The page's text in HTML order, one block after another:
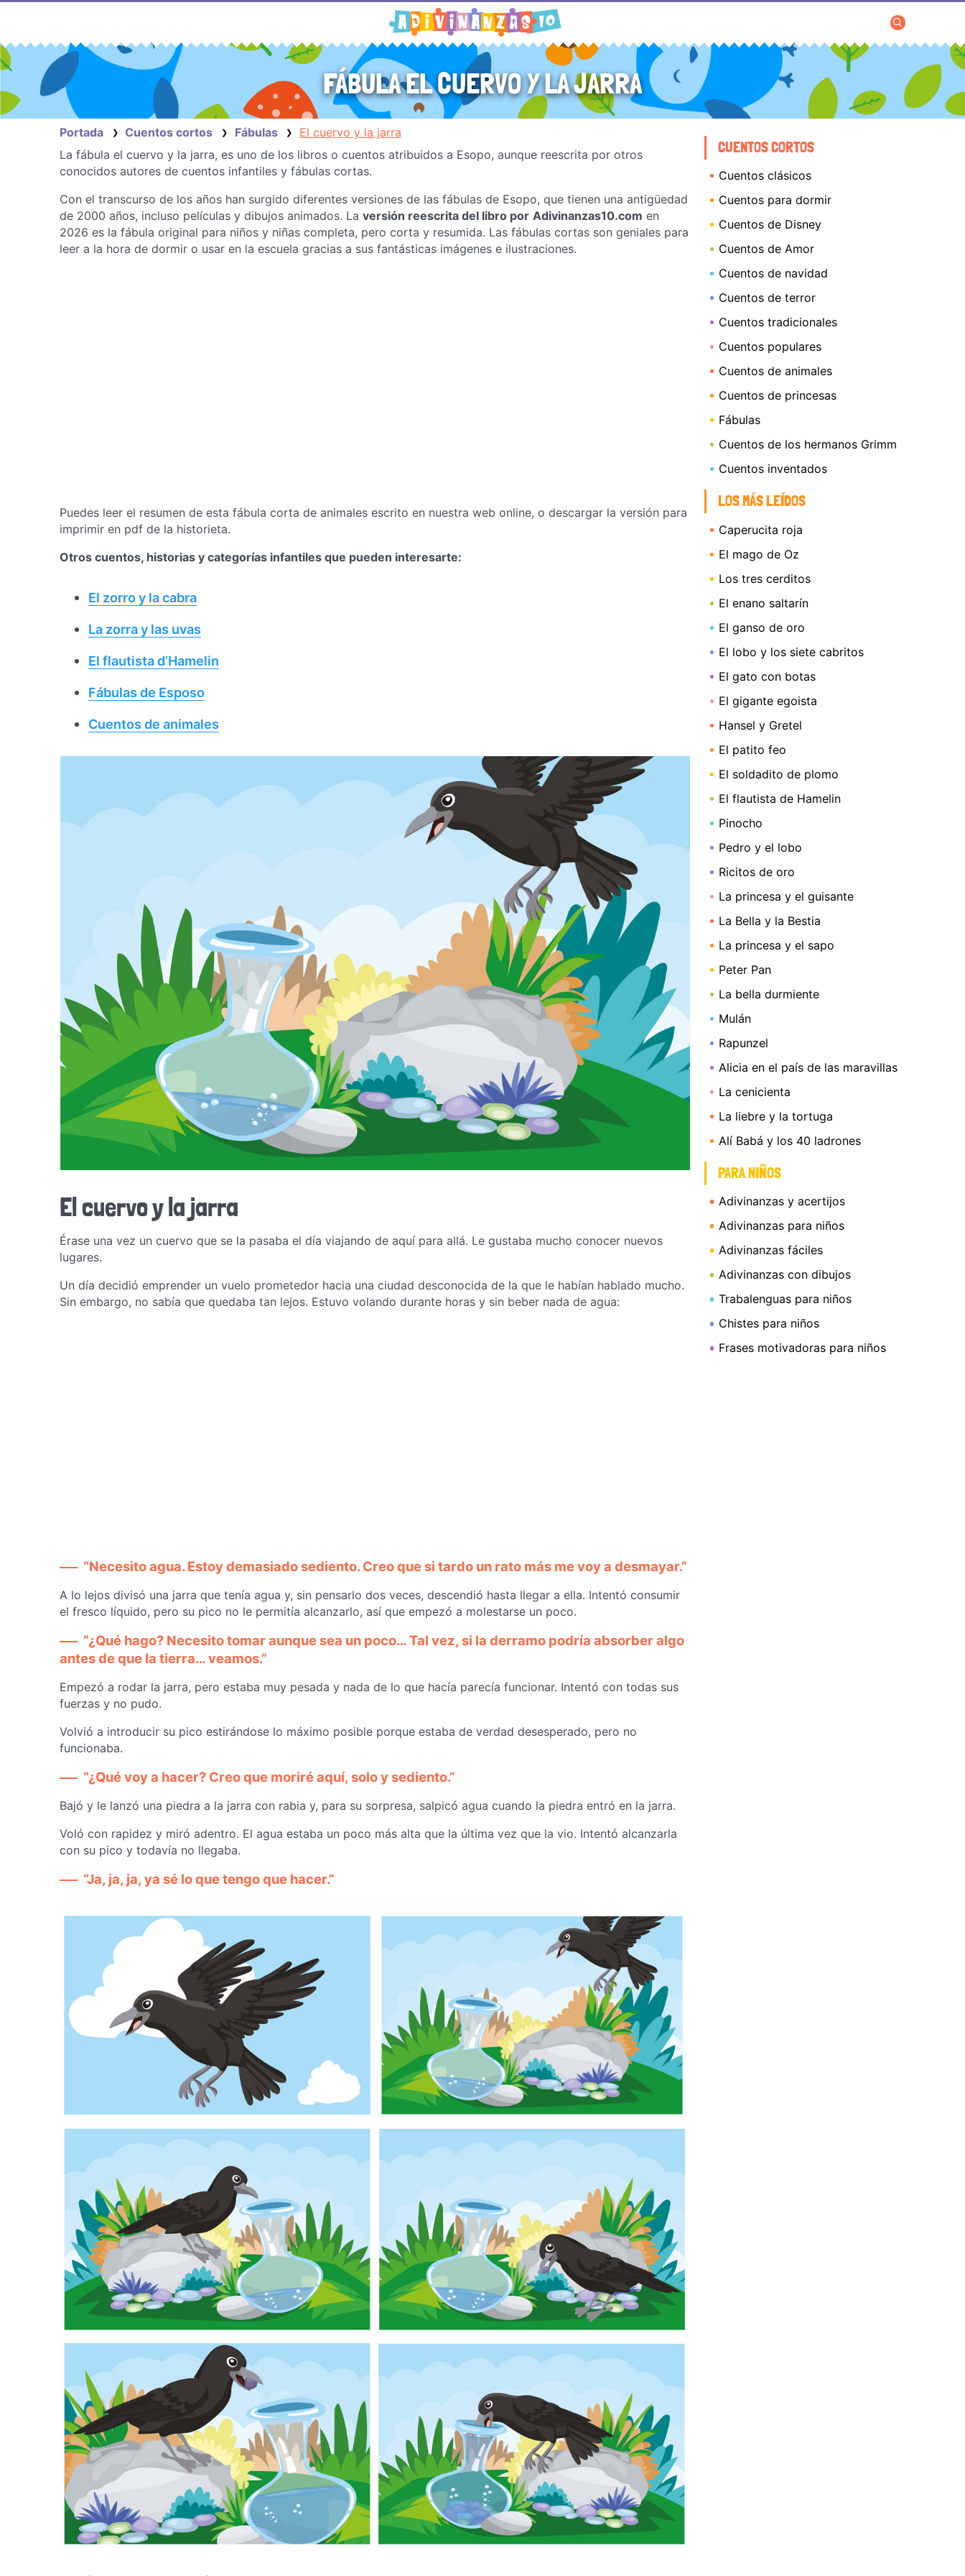
Saltar
CUENTOS CORTOS
Cuentos clásicos
Cuentos para dormir
Cuentos de Disney
Cuentos de Amor
Cuentos de navidad
Cuentos de terror
Cuentos tradicionales
Cuentos populares
Cuentos de animales
Cuentos de princesas
Fábulas
Cuentos de los hermanos Grimm
Cuentos inventados
LOS MÁS LEÍDOS
Caperucita roja
El mago de Oz
Los tres cerditos
El enano saltarín
El ganso de oro
El lobo y los siete cabritos
El gato con botas
El gigante egoista
Hansel y Gretel
El patito feo
El soldadito de plomo
El flautista de Hamelin
Pinocho
Pedro y el lobo
Ricitos de oro
La princesa y el guisante
La Bella y la Bestia
La princesa y el sapo
Peter Pan
La bella durmiente
Mulán
Rapunzel
Alicia en el país de las maravillas
La cenicienta
La liebre y la tortuga
Alí Babá y los 40 ladrones
PARA NIÑOS
Adivinanzas y acertijos
Adivinanzas para niños
Adivinanzas fáciles
Adivinanzas con dibujos
Trabalenguas para niños
Chistes para niños
Frases motivadoras para niños
FÁBULA EL CUERVO Y LA JARRA
Portada ❯ Cuentos cortos ❯ Fábulas ❯
El cuervo y la jarra
La fábula el cuervo y la jarra, es uno de los libros o cuentos atribuidos a Esopo, aunque reescrita por otros
conocidos autores de cuentos infantiles y fábulas cortas.
Con el transcurso de los años han surgido diferentes versiones de las fábulas de Esopo, que tienen una antigüedad
de 2000 años, incluso películas y dibujos animados. Laversión reescrita del libro por Adivinanzas10.com en
2026 es la fábula original para niños y niñas completa, pero corta y resumida. Las fábulas cortas son geniales para
leer a la hora de dormir o usar en la escuela gracias a sus fantásticas imágenes e ilustraciones.
Puedes leer el resumen de esta fábula corta de animales escrito en nuestra web online, o descargar la versión para
imprimir en pdf de la historieta.
Otros cuentos, historias y categorías infantiles que pueden interesarte:
El zorro y la cabra
La zorra y las uvas
El flautista d’Hamelin
Fábulas de Esposo
Cuentos de animales
El cuervo y la jarra
Érase una vez un cuervo que se la pasaba el día viajando de aquí para allá. Le gustaba mucho conocer nuevos
lugares.
Un día decidió emprender un vuelo prometedor hacia una ciudad desconocida de la que le habían hablado mucho.
Sin embargo, no sabía que quedaba tan lejos. Estuvo volando durante horas y sin beber nada de agua:
“Necesito agua. Estoy demasiado sediento. Creo que si tardo un rato más me voy a desmayar.”
A lo lejos divisó una jarra que tenía agua y, sin pensarlo dos veces, descendió hasta llegar a ella. Intentó consumir
el fresco líquido, pero su pico no le permitía alcanzarlo, así que empezó a molestarse un poco.
“¿Qué hago? Necesito tomar aunque sea un poco… Tal vez, si la derramo podría absorber algo
antes de que la tierra… veamos.”
Empezó a rodar la jarra, pero estaba muy pesada y nada de lo que hacía parecía funcionar. Intentó con todas sus
fuerzas y no pudo.
Volvió a introducir su pico estirándose lo máximo posible porque estaba de verdad desesperado, pero no
funcionaba.
“¿Qué voy a hacer? Creo que moriré aquí, solo y sediento.”
Bajó y le lanzó una piedra a la jarra con rabia y, para su sorpresa, salpicó agua cuando la piedra entró en la jarra.
Voló con rapidez y miró adentro. El agua estaba un poco más alta que la última vez que la vio. Intentó alcanzarla
con su pico y todavía no llegaba.
“Ja, ja, ja, ya sé lo que tengo que hacer.”